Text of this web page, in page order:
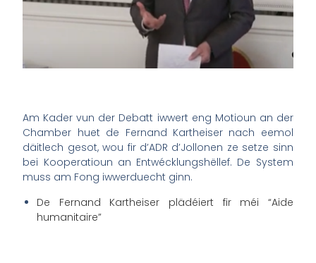
Am Kader vun der Debatt iwwert eng Motioun an der
Chamber huet de Fernand Kartheiser nach eemol
däitlech gesot, wou fir d’ADR d’Jollonen ze setze sinn
bei Kooperatioun an Entwécklungshëllef. De System
muss am Fong iwwerduecht ginn.
De Fernand Kartheiser plädéiert fir méi “Aide
humanitaire”